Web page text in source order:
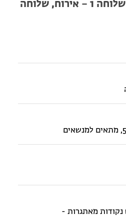
גדי- 08-6584288, שלוחה 1 – אירוח, שלוחה
מאתגרות -